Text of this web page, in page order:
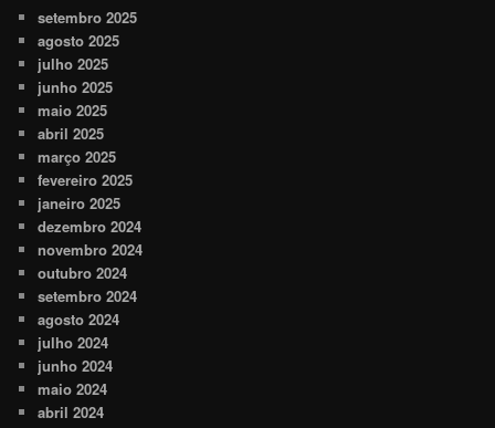
setembro 2025
agosto 2025
julho 2025
junho 2025
maio 2025
abril 2025
março 2025
fevereiro 2025
janeiro 2025
dezembro 2024
novembro 2024
outubro 2024
setembro 2024
agosto 2024
julho 2024
junho 2024
maio 2024
abril 2024